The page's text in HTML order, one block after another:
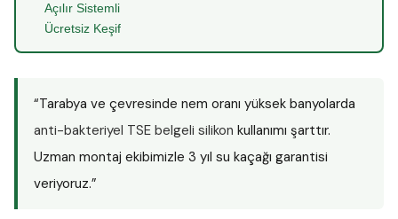
Açılır Sistemli
Ücretsiz Keşif
“Tarabya ve çevresinde nem oranı yüksek banyolarda
anti-bakteriyel TSE belgeli silikon kullanımı şarttır.
Uzman montaj ekibimizle 3 yıl su kaçağı garantisi
veriyoruz.”